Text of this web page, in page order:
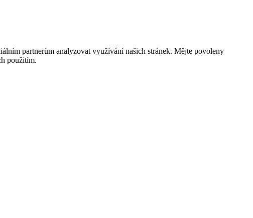
partnerům analyzovat využívání našich stránek. Mějte povoleny
použitím.